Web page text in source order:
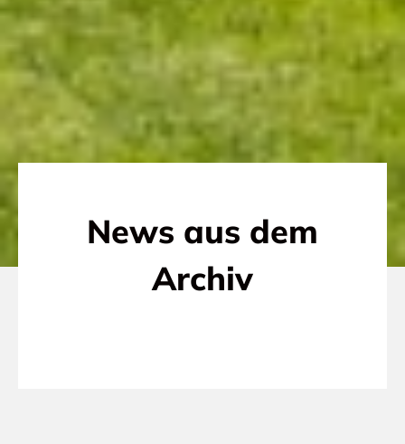
News aus dem
Archiv